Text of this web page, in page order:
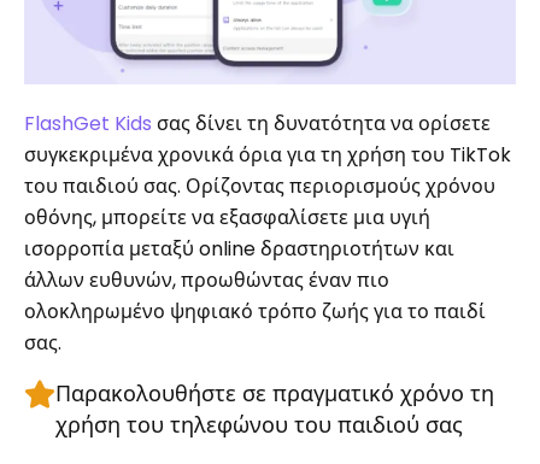
FlashGet Kids σας δίνει τη δυνατότητα να ορίσετε
συγκεκριμένα χρονικά όρια για τη χρήση του TikTok
του παιδιού σας. Ορίζοντας περιορισμούς χρόνου
οθόνης, μπορείτε να εξασφαλίσετε μια υγιή
ισορροπία μεταξύ online δραστηριοτήτων και
άλλων ευθυνών, προωθώντας έναν πιο
ολοκληρωμένο ψηφιακό τρόπο ζωής για το παιδί
σας.
Παρακολουθήστε σε πραγματικό χρόνο τη
χρήση του τηλεφώνου του παιδιού σας